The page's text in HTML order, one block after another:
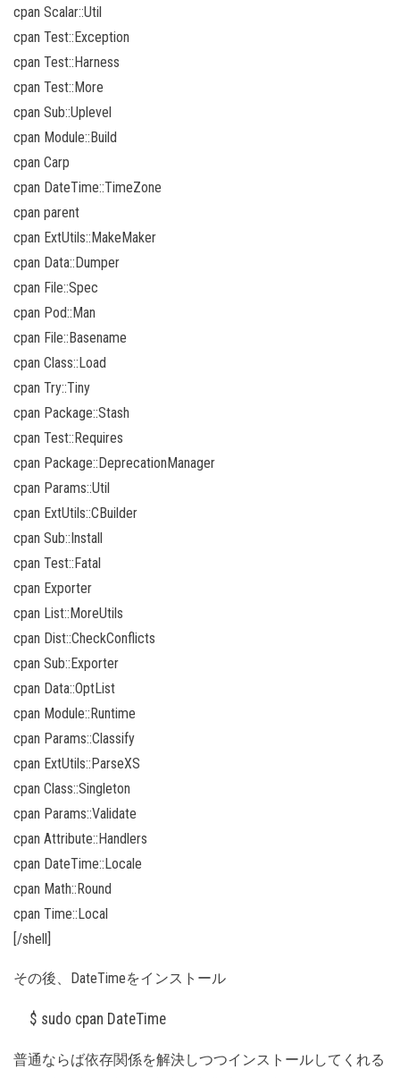
cpan Scalar::Util
cpan Test::Exception
cpan Test::Harness
cpan Test::More
cpan Sub::Uplevel
cpan Module::Build
cpan Carp
cpan DateTime::TimeZone
cpan parent
cpan ExtUtils::MakeMaker
cpan Data::Dumper
cpan File::Spec
cpan Pod::Man
cpan File::Basename
cpan Class::Load
cpan Try::Tiny
cpan Package::Stash
cpan Test::Requires
cpan Package::DeprecationManager
cpan Params::Util
cpan ExtUtils::CBuilder
cpan Sub::Install
cpan Test::Fatal
cpan Exporter
cpan List::MoreUtils
cpan Dist::CheckConflicts
cpan Sub::Exporter
cpan Data::OptList
cpan Module::Runtime
cpan Params::Classify
cpan ExtUtils::ParseXS
cpan Class::Singleton
cpan Params::Validate
cpan Attribute::Handlers
cpan DateTime::Locale
cpan Math::Round
cpan Time::Local
[/shell]
その後、DateTimeをインストール
$ sudo cpan DateTime
普通ならば依存関係を解決しつつインストールしてくれる